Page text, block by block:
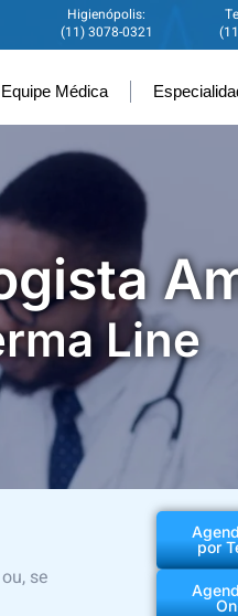
Higienópolis:
(11) 3078-0321
Equipe Médica
Line
se
por